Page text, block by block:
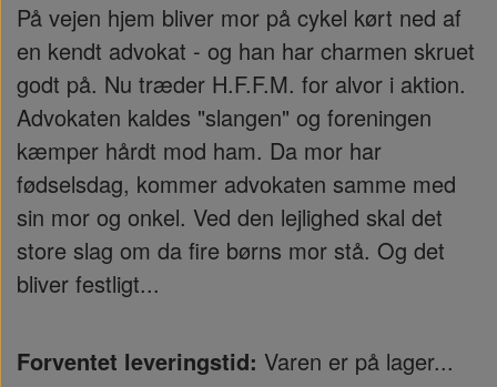
På vejen hjem bliver mor på cykel kørt ned af
en kendt advokat - og han har charmen skruet
godt på. Nu træder H.F.F.M. for alvor i aktion.
Advokaten kaldes "slangen" og foreningen
kæmper hårdt mod ham. Da mor har
fødselsdag, kommer advokaten samme med
sin mor og onkel. Ved den lejlighed skal det
store slag om da fire børns mor stå. Og det
bliver festligt...
Forventet leveringstid: Varen er på lager...